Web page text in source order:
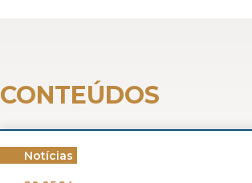
CONTEÚDOS
Notícias